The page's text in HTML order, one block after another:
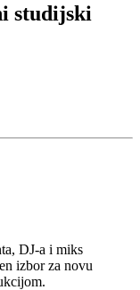
studijski
DJ-a i miks
izbor za novu